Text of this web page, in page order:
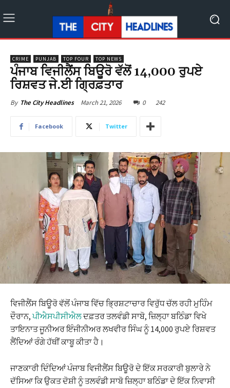
CRIME PUNJAB TOP FOUR TOP NEWS
ਪੰਜਾਬ ਵਿਜੀਲੈਂਸ ਬਿਊਰੋ ਵੱਲੋਂ 14,000 ਰੁਪਏ
ਰਿਸ਼ਵਤ ਜੇ.ਈ ਗ੍ਰਿਫ਼ਤਾਰ
By The City Headlines March 21, 2026 0 242
Facebook Twitter
ਵਿਜੀਲੈਂਸ ਬਿਊਰੋ ਵੱਲੋਂ ਪੰਜਾਬ ਵਿੱਚ ਭ੍ਰਿਸ਼ਟਾਚਾਰ ਵਿਰੁੱਧ ਚੱਲ ਰਹੀ ਮੁਹਿੰਮ
ਦੌਰਾਨ,ਪੀਐਸਪੀਸੀਐਲਦਫ਼ਤਰ ਤਲਵੰਡੀ ਸਾਬੋ, ਜ਼ਿਲ੍ਹਾ ਬਠਿੰਡਾ ਵਿਖੇ
ਤਾਇਨਾਤ ਜੂਨੀਅਰ ਇੰਜੀਨੀਅਰ ਲਖਵੀਰ ਸਿੰਘ ਨੂੰ 14,000 ਰੁਪਏ ਰਿਸ਼ਵਤ
ਲੈਂਦਿਆਂ ਰੰਗੇ ਹੱਥੀਂ ਕਾਬੂ ਕੀਤਾ ਹੈ।
ਜਾਣਕਾਰੀ ਦਿੰਦਿਆਂ ਪੰਜਾਬ ਵਿਜੀਲੈਂਸ ਬਿਊਰੋ ਦੇ ਇੱਕ ਸਰਕਾਰੀ ਬੁਲਾਰੇ ਨੇ
ਦੱਸਿਆ ਕਿ ਉਕਤ ਦੋਸ਼ੀ ਨੂੰ ਤਲਵੰਡੀ ਸਾਬੋ ਜ਼ਿਲ੍ਹਾ ਬਠਿੰਡਾ ਦੇ ਇੱਕ ਨਿਵਾਸੀ